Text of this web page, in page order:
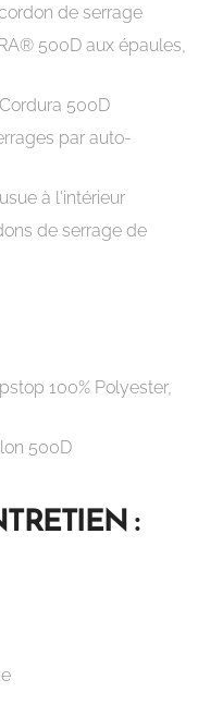
de serrage
500D aux épaules,
500D
par auto-
à l'intérieur
de serrage de
100% Polyester,
500D
: